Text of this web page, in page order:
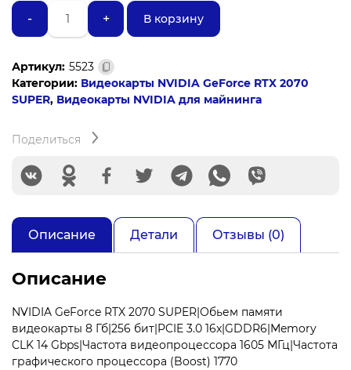
-
Количество
товара
Видеокарта
RTX2070
SUPER
8GB
RTX2070SUPER
LE
8G
+ В корзину
Артикул: 5523
Категории: Видеокарты NVIDIA GeForce RTX 2070
SUPER, Видеокарты NVIDIA для майнинга
Поделиться
Описание Детали Отзывы (0)
Описание
NVIDIA GeForce RTX 2070 SUPER|Обьем памяти
видеокарты 8 Гб|256 бит|PCIE 3.0 16x|GDDR6|Memory
CLK 14 Gbps|Частота видеопроцессора 1605 МГц|Частота
графического процессора (Boost) 1770